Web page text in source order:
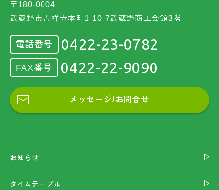
〒180-0004
武蔵野市吉祥寺本町1-10-7武蔵野商工会館3階
電話番号 0422-23-0782
FAX番号 0422-22-9090
メッセージ/お問合せ
お知らせ
タイムテーブル